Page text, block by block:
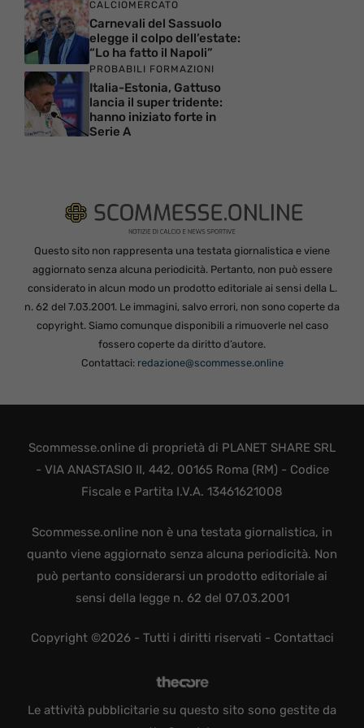
CALCIOMERCATO
Carnevali del Sassuolo
elegge il colpo dell’estate:
“Lo ha fatto il Napoli”
PROBABILI FORMAZIONI
Italia-Estonia, Gattuso
lancia il super tridente:
hanno iniziato forte in
Serie A
Questo sito non rappresenta una testata giornalistica e viene
aggiornato senza alcuna periodicità. Pertanto, non può essere
considerato in alcun modo un prodotto editoriale ai sensi della L.
n. 62 del 7.03.2001. Le immagini, salvo errori, non sono coperte da
copyright. Siamo comunque disponibili a rimuoverle nel caso
fossero coperte da diritto d’autore.
Contattaci: redazione@scommesse.online
Scommesse.online di proprietà di PLANET SHARE SRL
- VIA ANASTASIO II, 442, 00165 Roma (RM) - Codice
Fiscale e Partita I.V.A. 13461621008
Scommesse.online non è una testata giornalistica, in
quanto viene aggiornato senza alcuna periodicità. Non
può pertanto considerarsi un prodotto editoriale ai
sensi della legge n. 62 del 07.03.2001
Copyright ©2026 - Tutti i diritti riservati - Contattaci
Le attività pubblicitarie su questo sito sono gestite da